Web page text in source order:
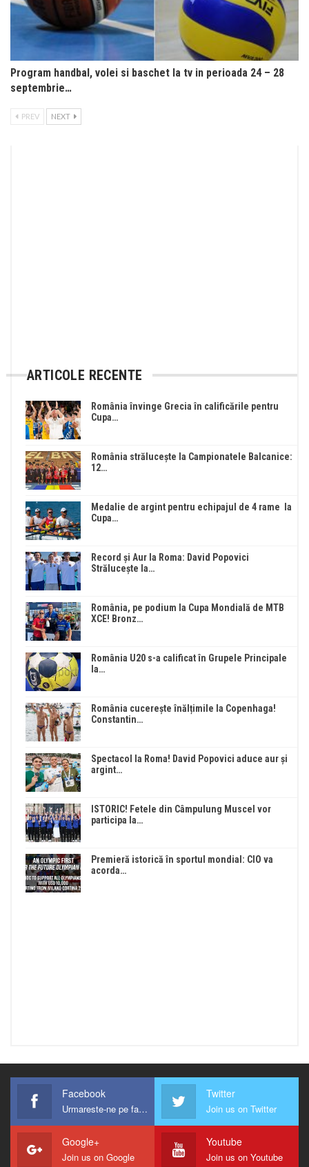
Program handbal, volei si baschet la tv in perioada 24 – 28
septembrie…
PREV NEXT
ARTICOLE RECENTE
România învinge Grecia în calificările pentru
Cupa…
România strălucește la Campionatele Balcanice:
12…
Medalie de argint pentru echipajul de 4 rame la
Cupa…
Record și Aur la Roma: David Popovici
Strălucește la…
România, pe podium la Cupa Mondială de MTB
XCE! Bronz…
România U20 s-a calificat în Grupele Principale
la…
România cucerește înălțimile la Copenhaga!
Constantin…
Spectacol la Roma! David Popovici aduce aur și
argint…
ISTORIC! Fetele din Câmpulung Muscel vor
participa la…
Premieră istorică în sportul mondial: CIO va
acorda…
Facebook
Urmareste-ne pe facebook !
Twitter
Join us on Twitter
Google+
Join us on Google
Youtube
Join us on Youtube